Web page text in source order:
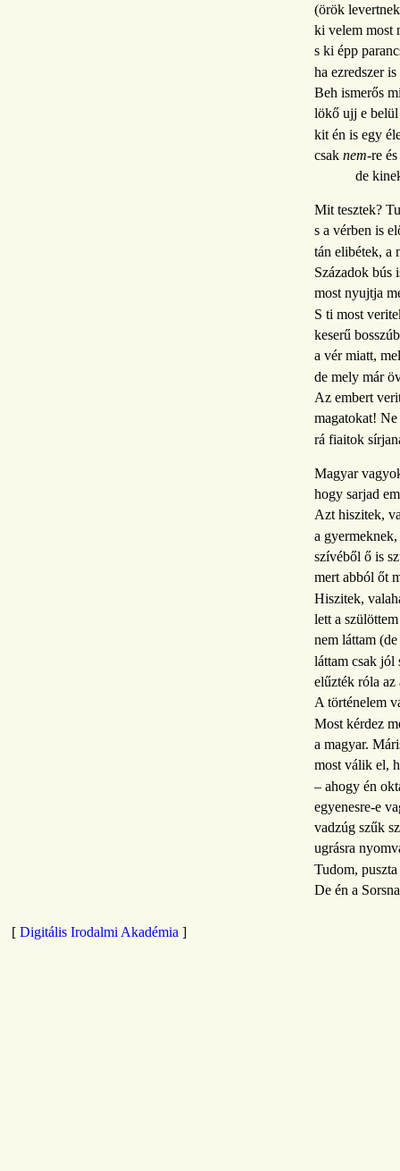
(örök
ki velem most
s ki épp
ha ezredszer
Beh ismerős
lökő ujj e
kit én is egy
csaknem-re
de
Mit tesztek?
s a vérben is
tán elibétek, a
Századok bús
most nyujtja
S ti most
keserű
a vér miatt,
de mely már
Az embert
magatokat!
rá fiaitok
Magyar
hogy sarjad
Azt hiszitek,
a
szívéből ő is
mert abból őt
Hiszitek,
lett a
nem láttam
láttam csak jól
elűzték róla az
A történelem
Most kérdez
a magyar.
most válik el,
– ahogy én
egyenesre-e
vadzúg szűk
ugrásra
Tudom,
De én a
[Digitális Irodalmi Akadémia ]